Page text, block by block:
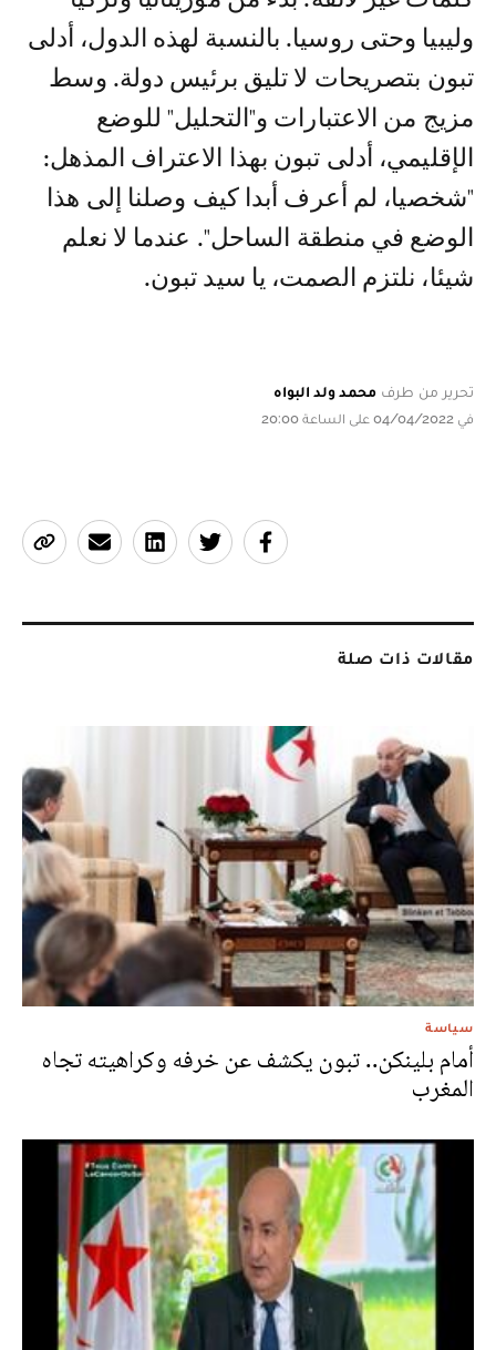
وليبيا وحتى روسيا. بالنسبة لهذه الدول، أدلى
تبون بتصريحات لا تليق برئيس دولة. وسط
مزيج من الاعتبارات و"التحليل" للوضع
الإقليمي، أدلى تبون بهذا الاعتراف المذهل:
"شخصيا، لم أعرف أبدا كيف وصلنا إلى هذا
الوضع في منطقة الساحل". عندما لا نعلم
شيئا، نلتزم الصمت، يا سيد تبون.
تحرير من طرف محمد ولد البواه
في 04/04/2022 على الساعة 20:00
مقالات ذات صلة
سياسة
أمام بلينكن.. تبون يكشف عن خرفه وكراهيته تجاه
المغرب